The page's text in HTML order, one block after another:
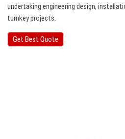
undertaking engineering design,
turnkey projects.
Get Best Quote